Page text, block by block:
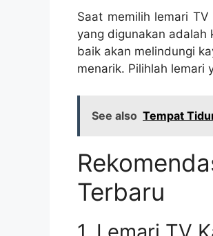
Saat memilih lemari
yang digunakan adalah
baik akan melindungi
menarik. Pilihlah lemari
See also Tempat
Terbaru